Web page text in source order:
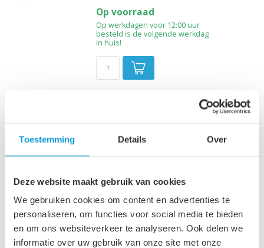
Toestemming Details Over
Deze website maakt gebruik van cookies
We gebruiken cookies om content en advertenties te
personaliseren, om functies voor social media te bieden
en om ons websiteverkeer te analyseren. Ook delen we
informatie over uw gebruik van onze site met onze
Op voorraad
Op werkdagen voor 12:00 uur
besteld is de volgende werkdag
in huis!
48 x 50 cm - mat zwart
€299,00 €279,00
Op voorraad
Op werkdagen voor 12:00 uur
besteld is de volgende werkdag
in huis!